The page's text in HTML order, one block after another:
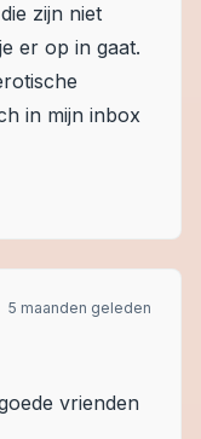
zijn niet
er op in gaat.
in mijn inbox
5 maanden geleden
vrienden